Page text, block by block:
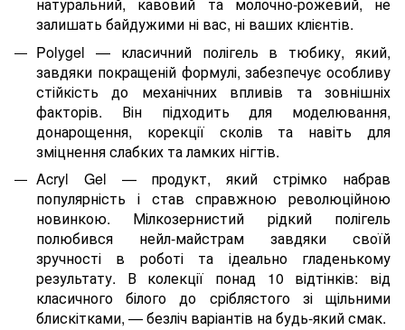
натуральний, кавовий та молочно-рожевий, не
залишать байдужими ні вас, ні ваших клієнтів.
Polygel — класичний полігель в тюбику, який,
завдяки покращеній формулі, забезпечує особливу
стійкість до механічних впливів та зовнішніх
факторів. Він підходить для моделювання,
донарощення, корекції сколів та навіть для
зміцнення слабких та ламких нігтів.
Acryl Gel — продукт, який стрімко набрав
популярність і став справжною революційною
новинкою. Мілкозернистий рідкий полігель
полюбився нейл-майстрам завдяки своїй
зручності в роботі та ідеально гладенькому
результату. В колекції понад 10 відтінків: від
класичного білого до сріблястого зі щільними
блискітками, — безліч варіантів на будь-який смак.